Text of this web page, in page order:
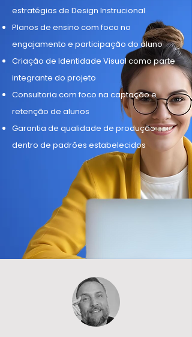
estratégias de Design Instrucional
Planos de ensino com foco no
engajamento e participação do aluno
Criação de Identidade Visual como parte
integrante do projeto
Consultoria com foco na captação e
retenção de alunos
Garantia de qualidade de produção
dentro de padrões estabelecidos